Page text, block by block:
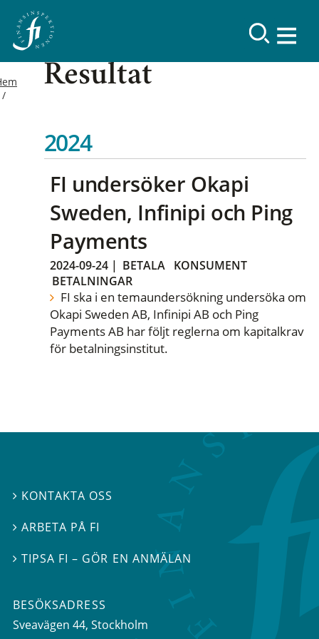
Resultat
2024
FI undersöker Okapi
Sweden, Infinipi och Ping
Payments
2024-09-24 | BETALA KONSUMENT
BETALNINGAR
FI ska i en temaundersökning undersöka om
Okapi Sweden AB, Infinipi AB och Ping
Payments AB har följt reglerna om kapitalkrav
för betalningsinstitut.
 KONTAKTA OSS
 ARBETA PÅ FI
TIPSA FI – GÖR EN ANMÄLAN
BESÖKSADRESS
Sveavägen 44, Stockholm